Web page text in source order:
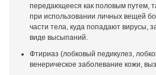
передающееся как половым путем,
при использовании личных вещей
части тела, куда попадают вирусы,
виде высыпаний.
Фтириаз (лобковый педикулез,
венерическое заболевание кожи,